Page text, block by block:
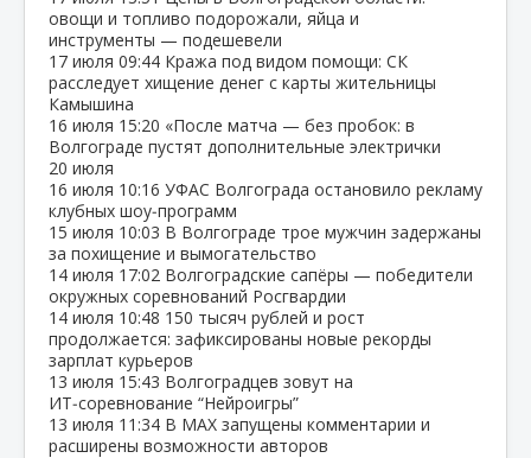
овощи и топливо подорожали, яйца и
инструменты — подешевели
17 июля 09:44 Кража под видом помощи: СК
расследует хищение денег с карты жительницы
Камышина
16 июля 15:20 «После матча — без пробок: в
Волгограде пустят дополнительные электрички
20 июля
16 июля 10:16 УФАС Волгограда остановило рекламу
клубных шоу‑программ
15 июля 10:03 В Волгограде трое мужчин задержаны
за похищение и вымогательство
14 июля 17:02 Волгоградские сапёры — победители
окружных соревнований Росгвардии
14 июля 10:48 150 тысяч рублей и рост
продолжается: зафиксированы новые рекорды
зарплат курьеров
13 июля 15:43 Волгоградцев зовут на
ИТ‑соревнование “Нейроигры”
13 июля 11:34 В МАХ запущены комментарии и
расширены возможности авторов